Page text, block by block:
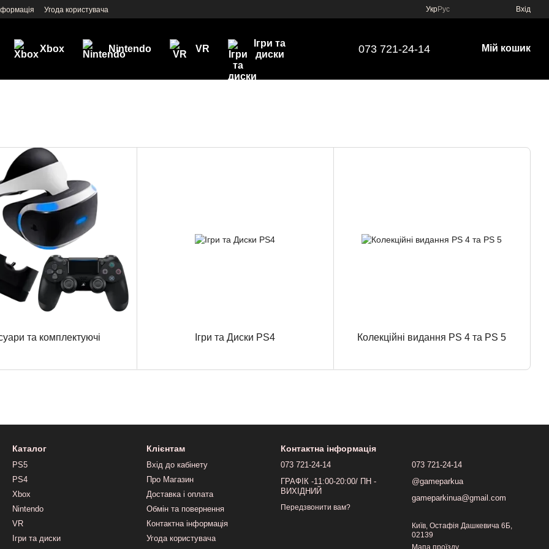
Угода користувача УкрРус Вхід
Xbox Nintendo VR
Ігри та
диски
073 721-24-14 Мій кошик
та комплектуючі Ігри та Диски PS4 Колекційні видання PS 4 та PS 5
Каталог
PS5
PS4
Xbox
Nintendo
VR
Ігри та диски
Клієнтам
Вхід до кабінету
Про Магазин
Доставка і оплата
Обмін та повернення
Контактна інформація
Угода користувача
Контактна інформація
073 721-24-14
ГРАФІК -11:00-20:00/ ПН -
ВИХІДНИЙ
Передзвонити вам?
073 721-24-14
@gameparkua
gameparkinua@gmail.com
Київ, Остафія Дашкевича 6Б,
02139
Мапа проїзду